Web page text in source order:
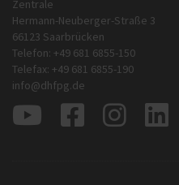
Zentrale
Hermann-Neuberger-Straße 3
66123 Saarbrücken
Telefon: +49 681 6855-150
Telefax: +49 681 6855-190
info@dhfpg.de